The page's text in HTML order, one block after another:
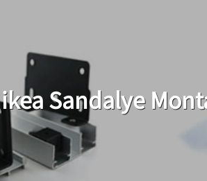
Sandalye